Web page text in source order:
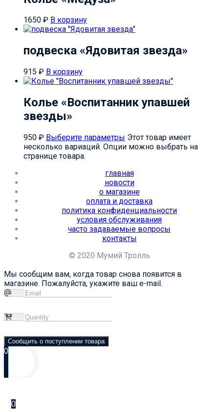
1650 ₽ В корзину
подвеска «Ядовитая звезда»
915 ₽ В корзину
Колье «Воспитанник упавшей
звезды»
950 ₽ Выберите параметры Этот товар имеет
несколько вариаций. Опции можно выбрать на
странице товара.
главная
новости
о магазине
оплата и доставка
политика конфиденциальности
условия обслуживания
часто задаваемые вопросы
контакты
© 2020 Мумий Тролль
Мы сообщим вам, когда товар снова появится в
магазине. Пожалуйста, укажите ваш e-mail.
Сообщить о поступлении товара
0
0